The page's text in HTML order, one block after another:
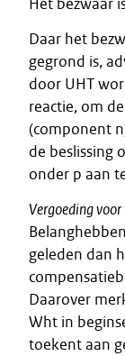
Het bezwaar
Daar het
gegrond is,
door UHT
reactie, om
(component
de beslissing
onder p aan
Vergoeding
geleden dan
Daarover
Wht in
toekent aan